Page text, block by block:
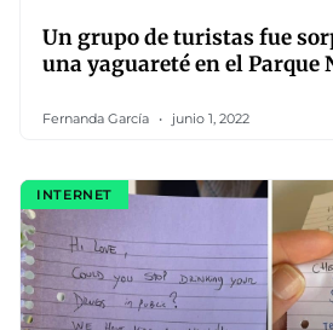
Un grupo de turistas fue
una yaguareté en el Parque
Fernanda García junio 1, 2022
INTERNET